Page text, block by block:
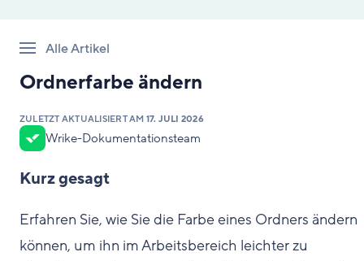
Alle Artikel
Ordnerfarbe ändern
ZULETZT AKTUALISIERT AM 17. JULI 2026
Wrike-Dokumentationsteam
Kurz gesagt
Erfahren Sie, wie Sie die Farbe eines Ordners ändern
können, um ihn im Arbeitsbereich leichter zu